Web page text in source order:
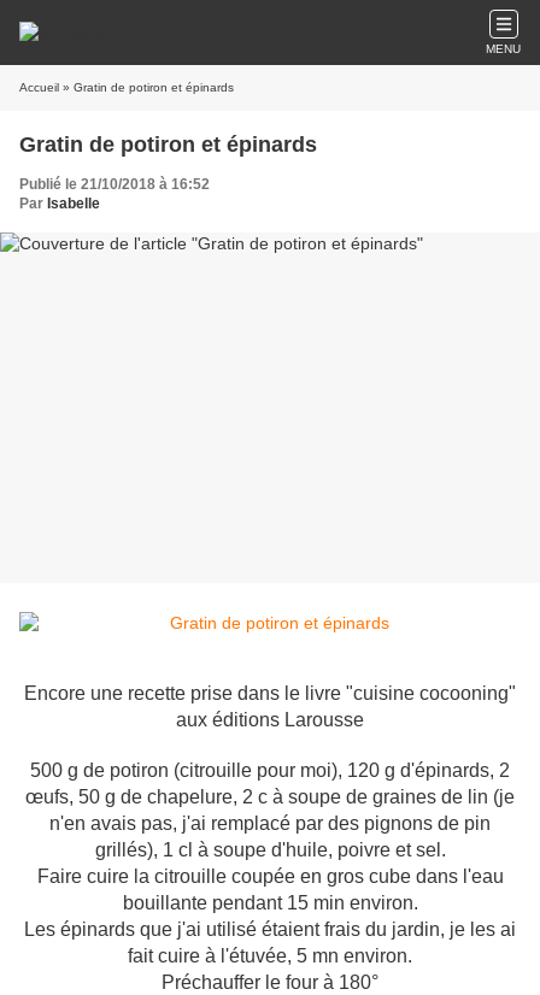
MENU
Accueil » Gratin de potiron et épinards
Gratin de potiron et épinards
Publié le 21/10/2018 à 16:52
Par Isabelle
Encore une recette prise dans le livre "cuisine cocooning"
aux éditions Larousse
500 g de potiron (citrouille pour moi), 120 g d'épinards, 2
œufs, 50 g de chapelure, 2 c à soupe de graines de lin (je
n'en avais pas, j'ai remplacé par des pignons de pin
grillés), 1 cl à soupe d'huile, poivre et sel.
Faire cuire la citrouille coupée en gros cube dans l'eau
bouillante pendant 15 min environ.
Les épinards que j'ai utilisé étaient frais du jardin, je les ai
fait cuire à l'étuvée, 5 mn environ.
Préchauffer le four à 180°